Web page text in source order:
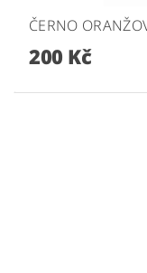
ČERNO
200 Kč